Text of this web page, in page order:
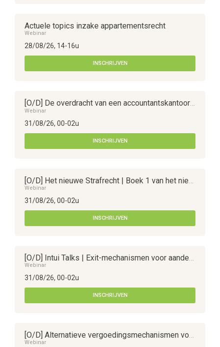
Actuele topics inzake appartementsrecht
Webinar
28/08/26, 14-16u
INSCHRIJVEN
[O/D] De overdracht van een accountantskantoor | juridische aspecten
Webinar
31/08/26, 00-02u
INSCHRIJVEN
Webinar
31/08/26, 00-02u
INSCHRIJVEN
Webinar
31/08/26, 00-02u
INSCHRIJVEN
[O/D] Alternatieve vergoedingsmechanismen voor aandeelhouders
Webinar